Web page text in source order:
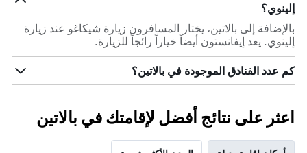
إلينوي؟
بالإضافة إلى بالاتين، يختار المسافرون زيارة شيكاغو عند زيارة
إلينوي. يعد إيفانستون أيضاً خياراً رائجاً للزيارة.
كم عدد الفنادق الموجودة في بالاتين؟
اعثر على نتائج أفضل لإقامتك في بالاتين